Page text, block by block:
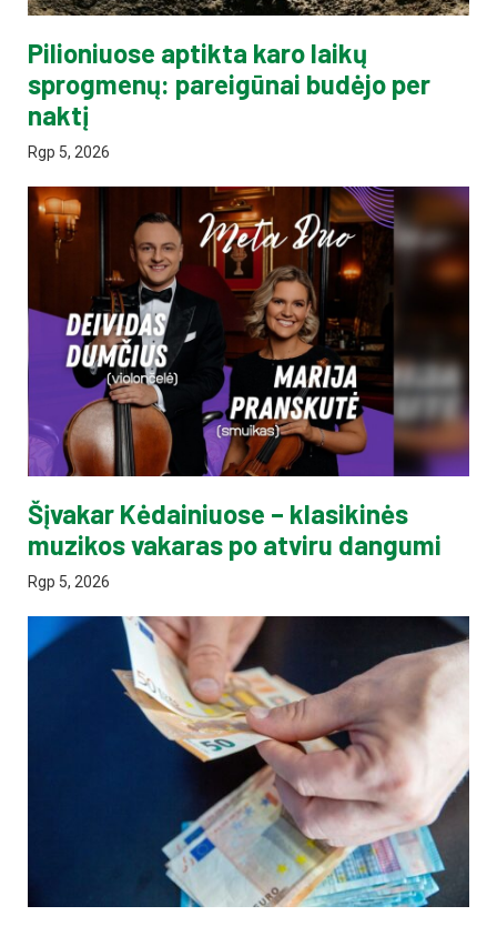
Pilioniuose aptikta karo laikų
sprogmenų: pareigūnai budėjo per
naktį
Rgp 5, 2026
Šįvakar Kėdainiuose – klasikinės
muzikos vakaras po atviru dangumi
Rgp 5, 2026